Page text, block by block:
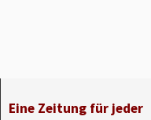
Eine Zeitung für jeder